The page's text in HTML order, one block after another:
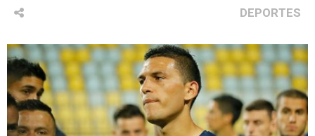
DEPORTES